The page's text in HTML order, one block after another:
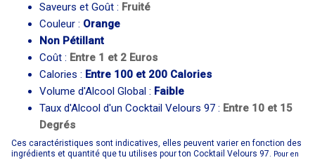
Saveurs et Goût : Fruité
Couleur : Orange
Non Pétillant
Coût : Entre 1 et 2 Euros
Calories : Entre 100 et 200 Calories
Volume d'Alcool Global : Faible
Taux d'Alcool d'un Cocktail Velours 97 : Entre 10 et 15
Degrés
Ces caractéristiques sont indicatives, elles peuvent varier en fonction des
ingrédients et quantité que tu utilises pour ton Cocktail Velours 97. Pour en